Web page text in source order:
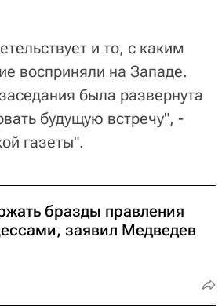
и то, с каким
восприняли на Западе.
была развернута
будущую встречу", -
газеты".
бразды правления
заявил Медведев